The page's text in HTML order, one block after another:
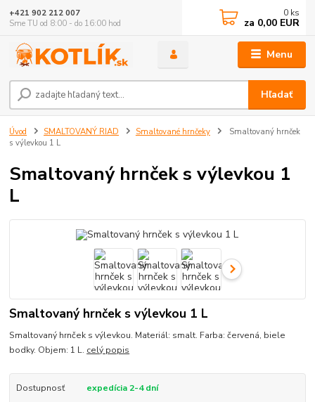
Menu
Hľadať
+421 902 212 007
Sme TU od 8:00 - do 16:00 hod
0 ks
za 0,00 EUR
Úvod SMALTOVANÝ RIAD Smaltované hrnčeky
Smaltovaný hrnček
s výlevkou 1 L
Smaltovaný hrnček s výlevkou 1
L
Smaltovaný hrnček s výlevkou 1 L
Smaltovaný hrnček s výlevkou. Materiál: smalt. Farba: červená, biele
bodky. Objem: 1 L. celý popis
Dostupnosť expedícia 2-4 dní